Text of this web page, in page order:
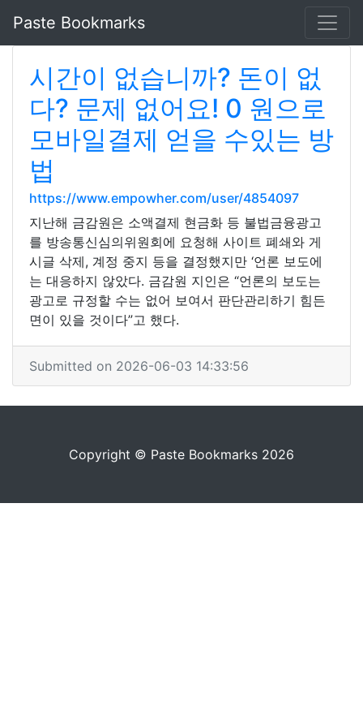
Paste Bookmarks
시간이 없습니까? 돈이 없
다? 문제 없어요! 0 원으로
모바일결제 얻을 수있는 방
법
https://www.empowher.com/user/4854097
지난해 금감원은 소액결제 현금화 등 불법금융광고
를 방송통신심의위원회에 요청해 사이트 폐쇄와 게
시글 삭제, 계정 중지 등을 결정했지만 ‘언론 보도에
는 대응하지 않았다. 금감원 지인은 “언론의 보도는
광고로 규정할 수는 없어 보여서 판단관리하기 힘든
면이 있을 것이다”고 했다.
Submitted on 2026-06-03 14:33:56
Copyright © Paste Bookmarks 2026